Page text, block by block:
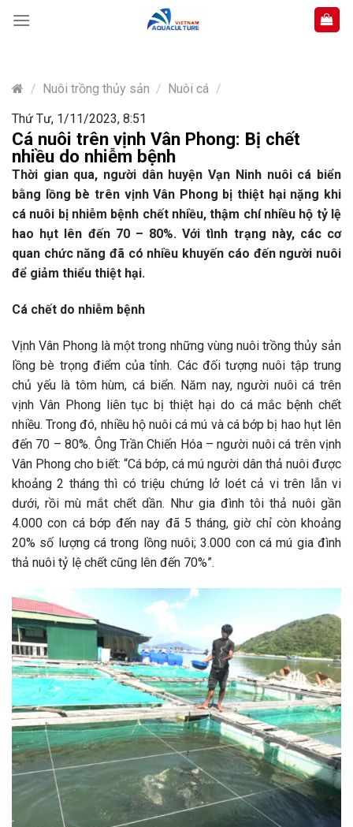
content
/ Nuôi trồng thủy sản / Nuôi cá /
Thứ Tư, 1/11/2023, 8:51
Cá nuôi trên vịnh Vân Phong: Bị chết
nhiều do nhiễm bệnh
Thời gian qua, người dân huyện Vạn Ninh nuôi cá biển
bằng lồng bè trên vịnh Vân Phong bị thiệt hại nặng khi
cá nuôi bị nhiễm bệnh chết nhiều, thậm chí nhiều hộ tỷ lệ
hao hụt lên đến 70 – 80%. Với tình trạng này, các cơ
quan chức năng đã có nhiều khuyến cáo đến người nuôi
để giảm thiểu thiệt hại.
Cá chết do nhiễm bệnh
Vịnh Vân Phong là một trong những vùng nuôi trồng thủy sản
lồng bè trọng điểm của tỉnh. Các đối tượng nuôi tập trung
chủ yếu là tôm hùm, cá biển. Năm nay, người nuôi cá trên
vịnh Vân Phong liên tục bị thiệt hại do cá mắc bệnh chết
nhiều. Trong đó, nhiều hộ nuôi cá mú và cá bớp bị hao hụt lên
đến 70 – 80%. Ông Trần Chiến Hóa – người nuôi cá trên vịnh
Vân Phong cho biết: “Cá bớp, cá mú người dân thả nuôi được
khoảng 2 tháng thì có triệu chứng lở loét cả vi trên lẫn vi
dưới, rồi mù mắt chết dần. Như gia đình tôi thả nuôi gần
4.000 con cá bớp đến nay đã 5 tháng, giờ chỉ còn khoảng
20% số lượng cá trong lồng nuôi; 3.000 con cá mú gia đình
thả nuôi tỷ lệ chết cũng lên đến 70%”.